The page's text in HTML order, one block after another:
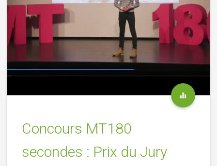
Concours MT180
secondes : Prix du Jury